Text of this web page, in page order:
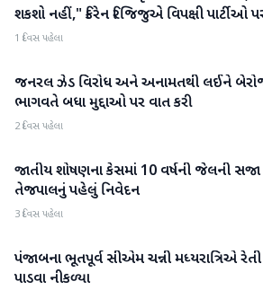
શકશો નહીં," કિરેન રિજિજુએ વિપક્ષી પાર્ટીઓ પર
1 દિવસ પહેલા
રાજકારણ
જનરલ ઝેડ વિરોધ અને અનામતથી લઈને
ભાગવતે બધા મુદ્દાઓ પર વાત કરી
2 દિવસ પહેલા
રાજકારણ
જાતીય શોષણના કેસમાં 10 વર્ષની જેલની સજા
તેજપાલનું પહેલું નિવેદન
3 દિવસ પહેલા
રાજકારણ
પંજાબના ભૂતપૂર્વ સીએમ ચન્ની મધ્યરાત્રિએ રેતી
પાડવા નીકળ્યા